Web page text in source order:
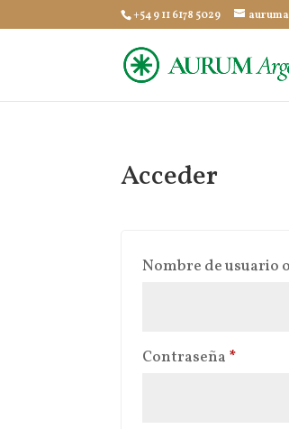
+54 9 11 6178 5029
Acceder
Nombre de usuario
Contraseña *